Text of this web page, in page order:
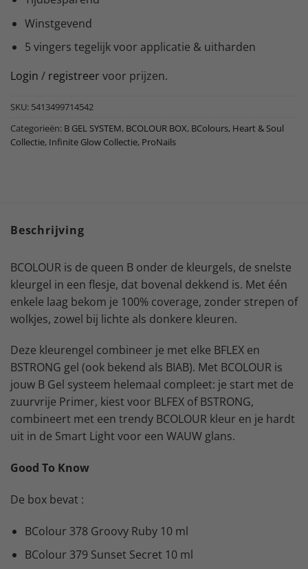
Winstgevend
5 vingers tegelijk voor applicatie & uitharden
Login / registreer voor prijzen.
SKU: 5413499714542
Categorieën: B GEL SYSTEM, BCOLOUR BOX, BColours, Heart & Soul
Collectie, Infinite Glow Collectie, ProNails
Beschrijving
BCOLOUR is de queen B onder de kleurgels, de snelste
kleurgel in een flesje, dat bovenal dekkend is. Met één
enkele laag bekom je 100% coverage, zonder strepen of
wolkjes, zowel bij lichte als donkere kleuren.
Deze kleurengel combineer je met elke BFLEX en
BSTRONG gel (ook bekend als BIAB). Met BCOLOUR is
jouw B Gel systeem helemaal compleet: je start met de
zuurvrije Primer, kiest voor BLFEX of BSTRONG,
combineert met een trendy BCOLOUR kleur en je hardt
uit in de Smart Light voor een WAUW glans.
Good To Know
De box bevat :
BColour 378 Groovy Ruby 10 ml
BColour 379 Sunset Secret 10 ml